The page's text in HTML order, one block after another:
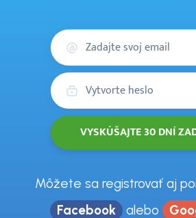
Váš
email
Môžete sa registrovať aj
Facebook alebo